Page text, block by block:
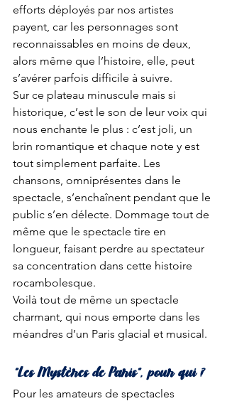
efforts déployés par nos artistes
payent, car les personnages sont
reconnaissables en moins de deux,
alors même que l’histoire, elle, peut
s’avérer parfois difficile à suivre.
Sur ce plateau minuscule mais si
historique, c’est le son de leur voix qui
nous enchante le plus : c’est joli, un
brin romantique et chaque note y est
tout simplement parfaite. Les
chansons, omniprésentes dans le
spectacle, s’enchaînent pendant que le
public s’en délecte. Dommage tout de
même que le spectacle tire en
longueur, faisant perdre au spectateur
sa concentration dans cette histoire
rocambolesque.
Voilà tout de même un spectacle
charmant, qui nous emporte dans les
méandres d’un Paris glacial et musical.
“Les Mystères de Paris”, pour qui ?
Pour les amateurs de spectacles